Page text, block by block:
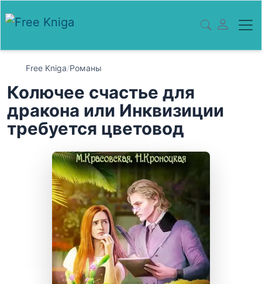
Free Kniga/Романы
Колючее счастье для
дракона или Инквизиции
требуется цветовод